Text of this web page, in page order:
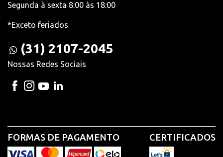
Segunda à sexta 8:00 às 18:00
*Exceto feriados
(31) 2107-2045
Nossas Redes Sociais
FORMAS DE PAGAMENTO CERTIFICADOS